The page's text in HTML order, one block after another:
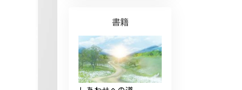
職場のためのツール
エシックスとコンディション
書籍